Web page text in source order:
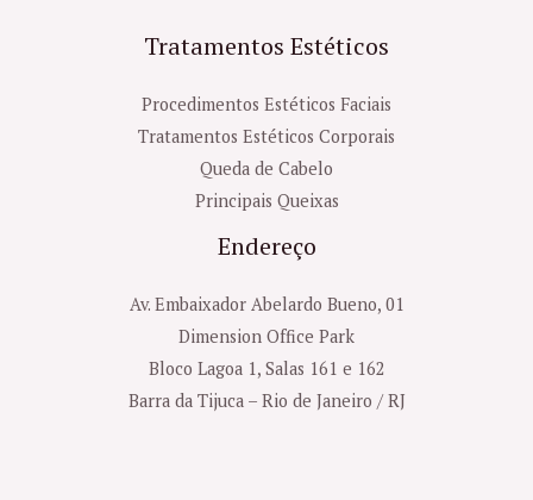
Tratamentos Estéticos
Procedimentos Estéticos Faciais
Tratamentos Estéticos Corporais
Queda de Cabelo
Principais Queixas
Endereço
Av. Embaixador Abelardo Bueno, 01
Dimension Office Park
Bloco Lagoa 1, Salas 161 e 162
Barra da Tijuca – Rio de Janeiro / RJ